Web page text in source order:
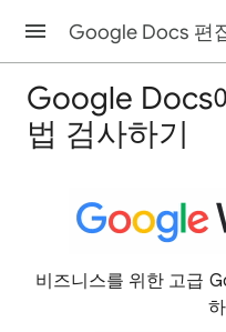
Google Docs
법 검사하기
비즈니스를 위한 고급